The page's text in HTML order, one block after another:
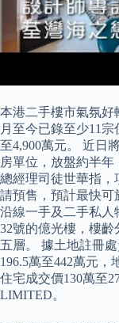
本港二手樓市氣氛好
月至今已錄至少11
至4,900萬元。 近日
房單位，放盤約半年
總經理司徒世華指，
請預售，預計最快可
沿線一手及二手私人
32號的億光樓，樓齡
五層。 據土地註冊
196.5萬至442萬元，
住宅成交價130萬至
LIMITED。